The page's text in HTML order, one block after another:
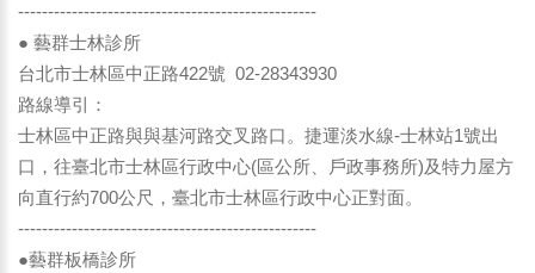
--------------------------------------------------
● 藝群士林診所
台北市士林區中正路422號 02-28343930
路線導引：
士林區中正路與與基河路交叉路口。捷運淡水線-士林站1號出
口，往臺北市士林區行政中心(區公所、戶政事務所)及特力屋方
向直行約700公尺，臺北市士林區行政中心正對面。
--------------------------------------------------
●藝群板橋診所